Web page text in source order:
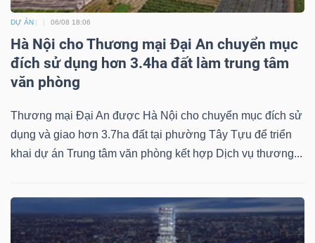
DỰ ÁN 06/08 18:06
Hà Nội cho Thương mại Đại An chuyển mục
đích sử dụng hơn 3.4ha đất làm trung tâm
văn phòng
Thương mại Đại An được Hà Nội cho chuyển mục đích sử
dụng và giao hơn 3.7ha đất tại phường Tây Tựu để triển
khai dự án Trung tâm văn phòng kết hợp Dịch vụ thương...